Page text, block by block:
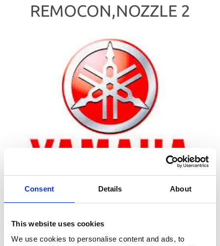
Consent Details About
This website uses cookies
We use cookies to personalise content and ads, to
REMOCON,NOZZLE 2
Zoom